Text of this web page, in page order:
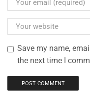
Save my name,
the next time I